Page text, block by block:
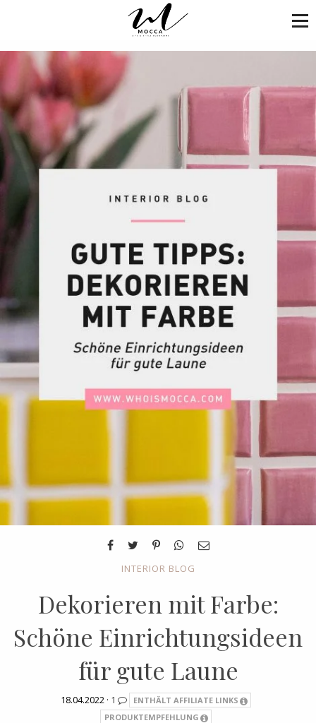
INTERIOR BLOG
Dekorieren mit Farbe:
Schöne Einrichtungsideen
für gute Laune
18.04.2022 · 1
ENTHÄLT AFFILIATE LINKS
PRODUKTEMPFEHLUNG